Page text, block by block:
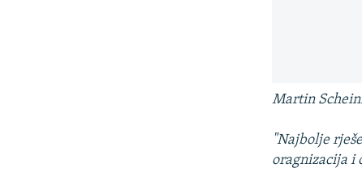
Martin
"Najbolje
oragnizacija i